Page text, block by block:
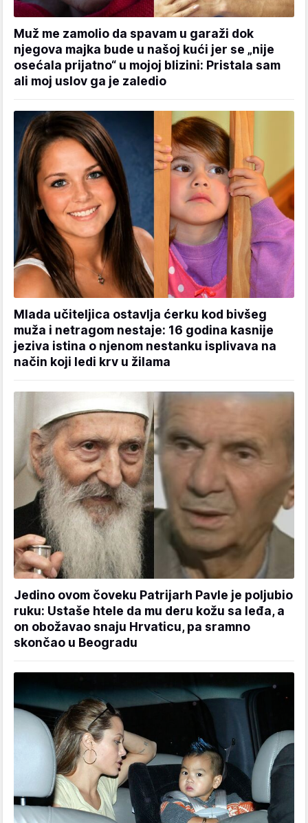
Muž me zamolio da spavam u garaži dok
njegova majka bude u našoj kući jer se „nije
osećala prijatno“ u mojoj blizini: Pristala sam
ali moj uslov ga je zaledio
Mlada učiteljica ostavlja ćerku kod bivšeg
muža i netragom nestaje: 16 godina kasnije
jeziva istina o njenom nestanku isplivava na
način koji ledi krv u žilama
Jedino ovom čoveku Patrijarh Pavle je poljubio
ruku: Ustaše htele da mu deru kožu sa leđa, a
on obožavao snaju Hrvaticu, pa sramno
skončao u Beogradu